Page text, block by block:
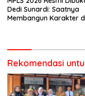
Dedi Sunardi: Saatnya
Membangun Karakter
Rekomendasi